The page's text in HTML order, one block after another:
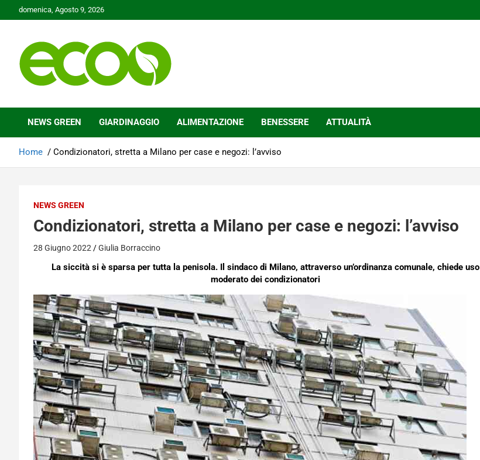
to
domenica, Agosto 9, 2026
Ecoo.it
NEWS GREEN GIARDINAGGIO ALIMENTAZIONE BENESSERE ATTUALITÀ
Home Condizionatori, stretta a Milano per case e negozi: l’avviso
NEWS GREEN
Condizionatori, stretta a Milano per case e negozi: l’avviso
28 Giugno 2022 Giulia Borraccino
La siccità si è sparsa per tutta la penisola. Il sindaco di Milano, attraverso un’ordinanza comunale, chiede uso
moderato dei condizionatori